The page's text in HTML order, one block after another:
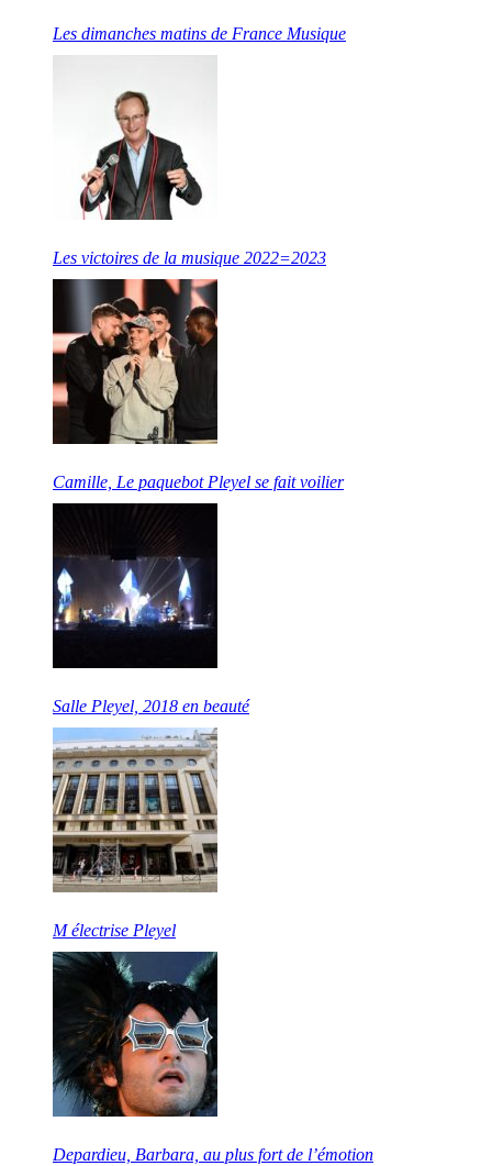
Les dimanches matins de France Musique
Les victoires de la musique 2022=2023
Camille, Le paquebot Pleyel se fait voilier
Salle Pleyel, 2018 en beauté
M électrise Pleyel
Depardieu, Barbara, au plus fort de l’émotion